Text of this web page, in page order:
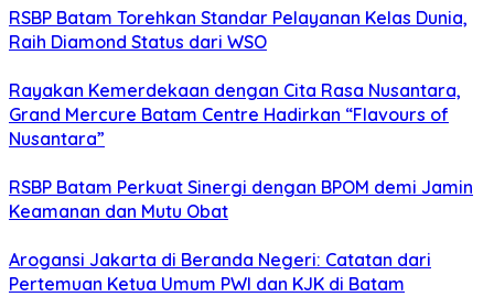
RSBP Batam Torehkan Standar Pelayanan Kelas Dunia,
Raih Diamond Status dari WSO
Rayakan Kemerdekaan dengan Cita Rasa Nusantara,
Grand Mercure Batam Centre Hadirkan “Flavours of
Nusantara”
RSBP Batam Perkuat Sinergi dengan BPOM demi Jamin
Keamanan dan Mutu Obat
Arogansi Jakarta di Beranda Negeri: Catatan dari
Pertemuan Ketua Umum PWI dan KJK di Batam